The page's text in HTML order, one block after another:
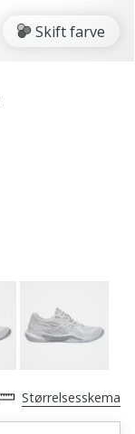
Skift farve
Størrelsesskema